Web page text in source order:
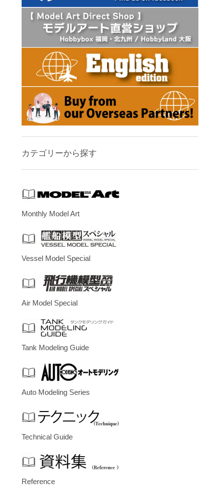
カテゴリーから探す
Monthly Model Art
Vessel Model Special
Air Model Special
Tank Modeling Guide
Auto Modeling Series
Technical Guide
Reference